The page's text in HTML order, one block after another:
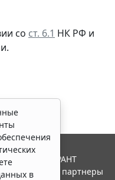
со ст. 6.1 НК РФ и
в
Система ГАРАНТ
"Гарант" и ее партнеры